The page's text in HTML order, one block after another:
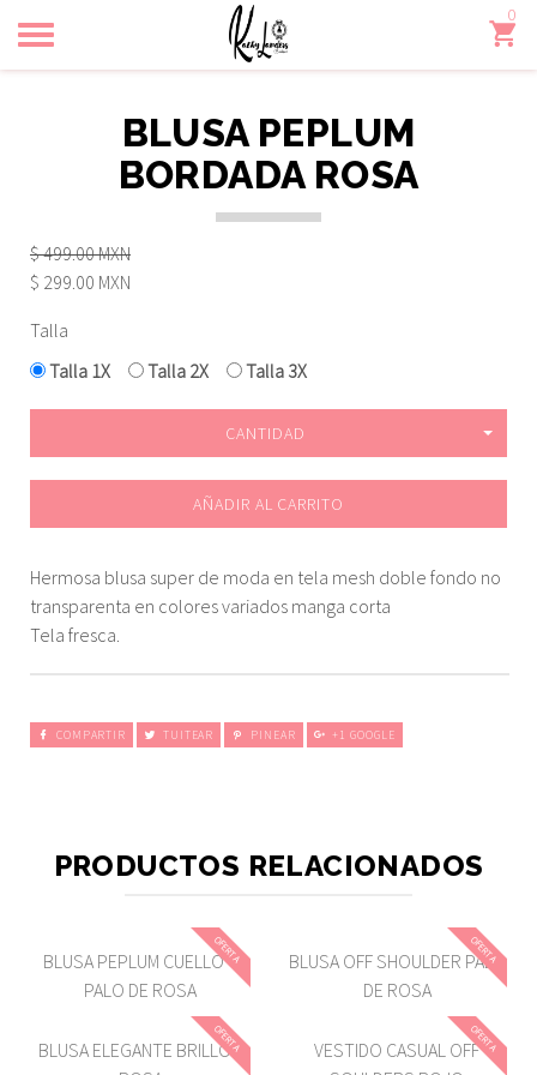
Toggle
navigation
0
BLUSA PEPLUM
BORDADA ROSA
$ 499.00 MXN
$ 299.00 MXN
Talla
Talla 1X
Talla 2X Talla 3X
CANTIDAD
AÑADIR AL CARRITO
Hermosa blusa super de moda en tela mesh doble fondo no
transparenta en colores variados manga corta
Tela fresca.
COMPARTIR TUITEAR PINEAR +1 GOOGLE
PRODUCTOS RELACIONADOS
OFERTA
BLUSA PEPLUM CUELLO V
PALO DE ROSA
OFERTA
BLUSA OFF SHOULDER PALO
DE ROSA
OFERTA
BLUSA ELEGANTE BRILLOS
OFERTA
VESTIDO CASUAL OFF